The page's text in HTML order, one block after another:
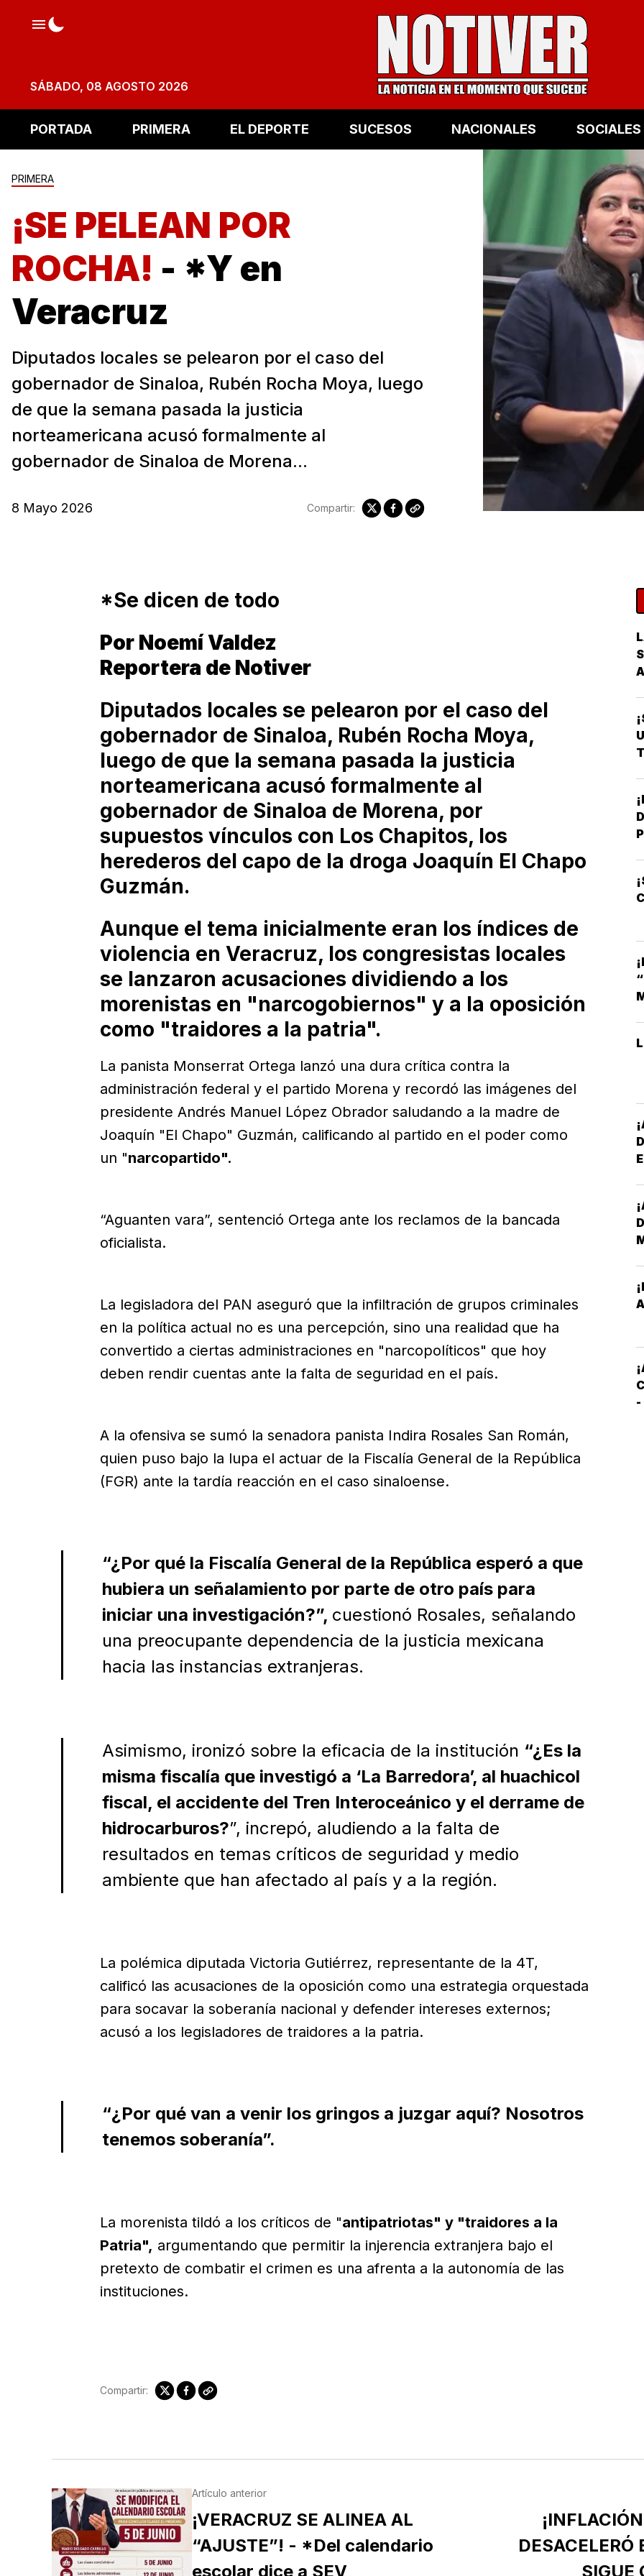
SÁBADO, 08 AGOSTO 2026
PORTADA PRIMERA EL DEPORTE SUCESOS NACIONALES SOCIALES
PRIMERA
¡SE PELEAN POR
ROCHA! - *Y en
Veracruz
Diputados locales se pelearon por el caso del
gobernador de Sinaloa, Rubén Rocha Moya, luego
de que la semana pasada la justicia
norteamericana acusó formalmente al
gobernador de Sinaloa de Morena...
8 Mayo 2026 Compartir:
*Se dicen de todo
Por Noemí Valdez
Reportera de Notiver
Diputados locales se pelearon por el caso del
gobernador de Sinaloa, Rubén Rocha Moya,
luego de que la semana pasada la justicia
norteamericana acusó formalmente al
gobernador de Sinaloa de Morena, por
supuestos vínculos con Los Chapitos, los
herederos del capo de la droga Joaquín El Chapo
Guzmán.
Aunque el tema inicialmente eran los índices de
violencia en Veracruz, los congresistas locales
se lanzaron acusaciones dividiendo a los
morenistas en "narcogobiernos" y a la oposición
como "traidores a la patria".
La panista Monserrat Ortega lanzó una dura crítica contra la
administración federal y el partido Morena y recordó las imágenes del
presidente Andrés Manuel López Obrador saludando a la madre de
Joaquín "El Chapo" Guzmán, calificando al partido en el poder como
un "narcopartido".
“Aguanten vara”, sentenció Ortega ante los reclamos de la bancada
oficialista.
La legisladora del PAN aseguró que la infiltración de grupos criminales
en la política actual no es una percepción, sino una realidad que ha
convertido a ciertas administraciones en "narcopolíticos" que hoy
deben rendir cuentas ante la falta de seguridad en el país.
A la ofensiva se sumó la senadora panista Indira Rosales San Román,
quien puso bajo la lupa el actuar de la Fiscalía General de la República
(FGR) ante la tardía reacción en el caso sinaloense.
“¿Por qué la Fiscalía General de la República esperó a que
hubiera un señalamiento por parte de otro país para
iniciar una investigación?”, cuestionó Rosales, señalando
una preocupante dependencia de la justicia mexicana
hacia las instancias extranjeras.
Asimismo, ironizó sobre la eficacia de la institución “¿Es la
misma fiscalía que investigó a ‘La Barredora’, al huachicol
fiscal, el accidente del Tren Interoceánico y el derrame de
hidrocarburos?”, increpó, aludiendo a la falta de
resultados en temas críticos de seguridad y medio
ambiente que han afectado al país y a la región.
La polémica diputada Victoria Gutiérrez, representante de la 4T,
calificó las acusaciones de la oposición como una estrategia orquestada
para socavar la soberanía nacional y defender intereses externos;
acusó a los legisladores de traidores a la patria.
“¿Por qué van a venir los gringos a juzgar aquí? Nosotros
tenemos soberanía”.
La morenista tildó a los críticos de "antipatriotas" y "traidores a la
Patria", argumentando que permitir la injerencia extranjera bajo el
pretexto de combatir el crimen es una afrenta a la autonomía de las
instituciones.
Compartir:
-
Artículo anterior
¡VERACRUZ SE ALINEA AL
“AJUSTE”! - *Del calendario
escolar dice a SEV
DESACELERÓ
SIGUE